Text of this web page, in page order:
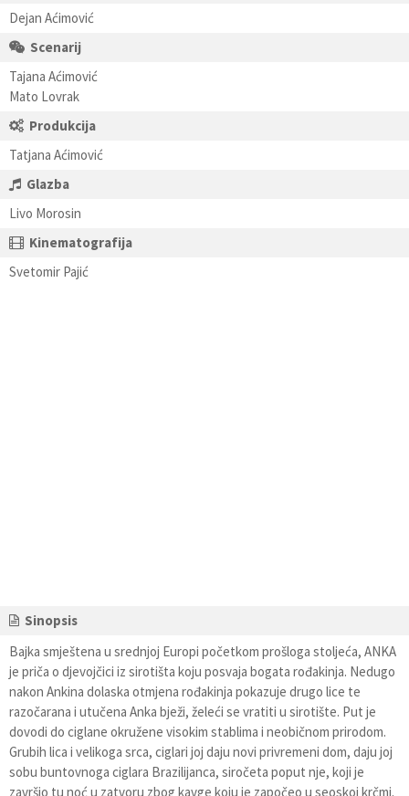
Dejan Aćimović
Scenarij
Tajana Aćimović
Mato Lovrak
Produkcija
Tatjana Aćimović
Glazba
Livo Morosin
Kinematografija
Svetomir Pajić
Sinopsis
Bajka smještena u srednjoj Europi početkom prošloga stoljeća, ANKA
je priča o djevojčici iz sirotišta koju posvaja bogata rođakinja. Nedugo
nakon Ankina dolaska otmjena rođakinja pokazuje drugo lice te
razočarana i utučena Anka bježi, želeći se vratiti u sirotište. Put je
dovodi do ciglane okružene visokim stablima i neobičnom prirodom.
Grubih lica i velikoga srca, ciglari joj daju novi privremeni dom, daju joj
sobu buntovnoga ciglara Brazilijanca, siročeta poput nje, koji je
završio tu noć u zatvoru zbog kavge koju je započeo u seoskoj krčmi.